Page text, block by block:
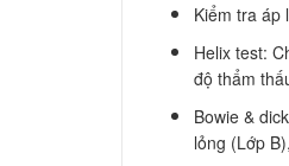
Kiểm tra áp
Helix test:
độ thẩm
Bowie &
lỏng (Lớp